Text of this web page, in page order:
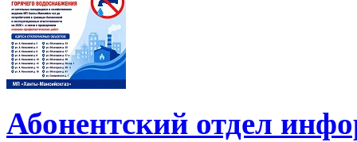
Абонентский отдел